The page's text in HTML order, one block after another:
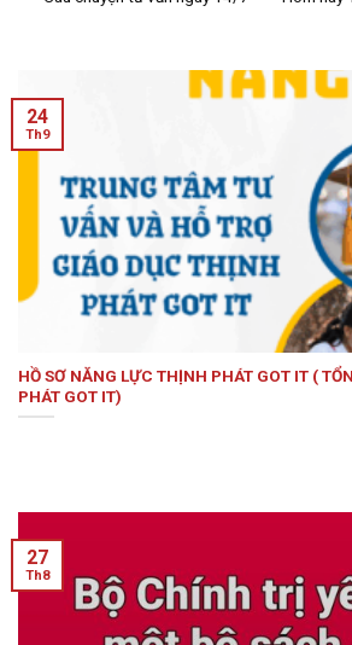
HỒ SƠ NĂNG LỰC THỊNH PHÁT GOT IT (
PHÁT GOT IT)
24
Th9
27
Th8